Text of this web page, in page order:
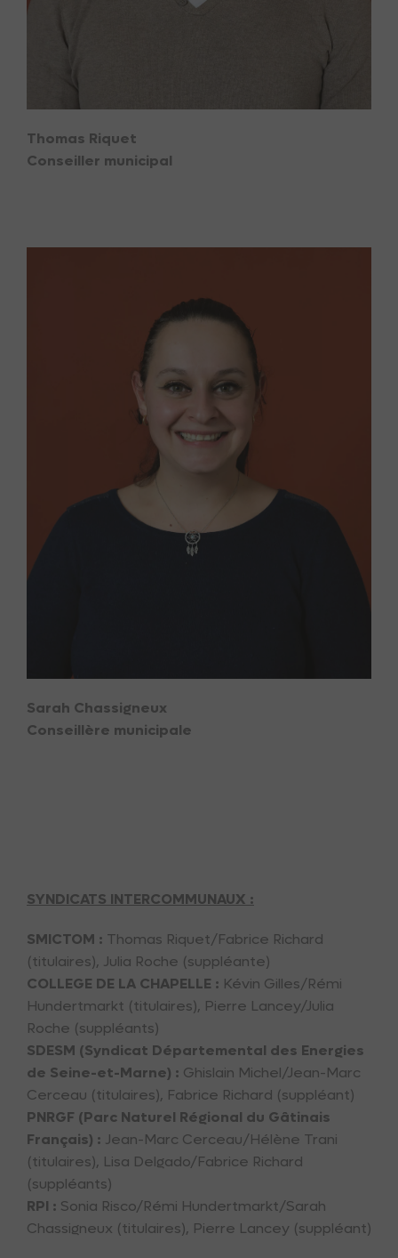
Thomas Riquet
Conseiller municipal
Sarah Chassigneux
Conseillère municipale
SYNDICATS INTERCOMMUNAUX :
SMICTOM : Thomas Riquet/Fabrice Richard
(titulaires), Julia Roche (suppléante)
COLLEGE DE LA CHAPELLE : Kévin Gilles/Rémi
Hundertmarkt (titulaires), Pierre Lancey/Julia
Roche (suppléants)
SDESM (Syndicat Départemental des Energies
de Seine-et-Marne) : Ghislain Michel/Jean-Marc
Cerceau (titulaires), Fabrice Richard (suppléant)
PNRGF (Parc Naturel Régional du Gâtinais
Français) : Jean-Marc Cerceau/Hélène Trani
(titulaires), Lisa Delgado/Fabrice Richard
(suppléants)
RPI : Sonia Risco/Rémi Hundertmarkt/Sarah
Chassigneux (titulaires), Pierre Lancey (suppléant)